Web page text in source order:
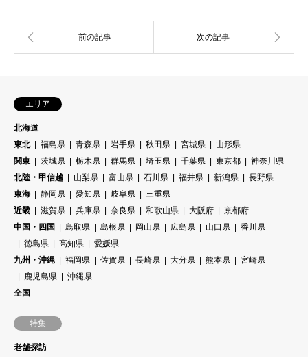
エリア
北海道
東北
福島県 青森県 岩手県 秋田県 宮城県
山形県
関東
茨城県 栃木県 群馬県 埼玉県 千葉県 東京都
神奈川県
北陸・甲信越
山梨県 富山県 石川県 福井県 新潟県
長野県
東海
静岡県 愛知県 岐阜県
三重県
近畿
滋賀県 兵庫県 奈良県 和歌山県 大阪府
京都府
中国・四国
鳥取県 島根県 岡山県 広島県 山口県
香川県
徳島県
高知県
愛媛県
九州・沖縄
福岡県 佐賀県 長崎県 大分県 熊本県
宮崎県
鹿児島県
沖縄県
全国
特集
老舗探訪